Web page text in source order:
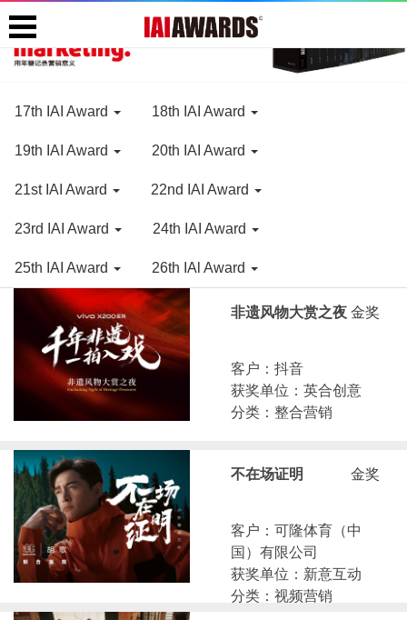
17th IAI Award 18th IAI Award
19th IAI Award 20th IAI Award
21st IAI Award 22nd IAI Award
23rd IAI Award 24th IAI Award
25th IAI Award 26th IAl Award
金奖
非遗风物大赏之夜
客户：抖音
获奖单位：英合创意
分类：整合营销
金奖
不在场证明
客户：可隆体育（中
国）有限公司
获奖单位：新意互动
分类：视频营销